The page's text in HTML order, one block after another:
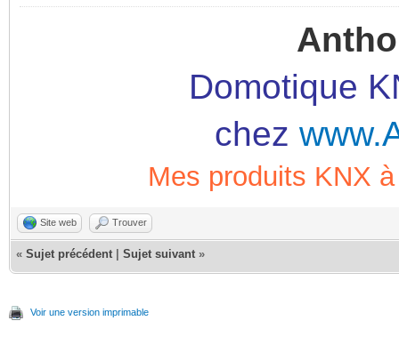
Domotique
chez
Mes produits KNX
Site web Trouver
« Sujet précédent Sujet suivant »
Voir une version imprimable